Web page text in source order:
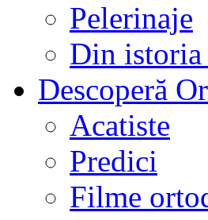
Pelerinaje
Din istoria
Descoperă
Acatiste
Predici
Filme